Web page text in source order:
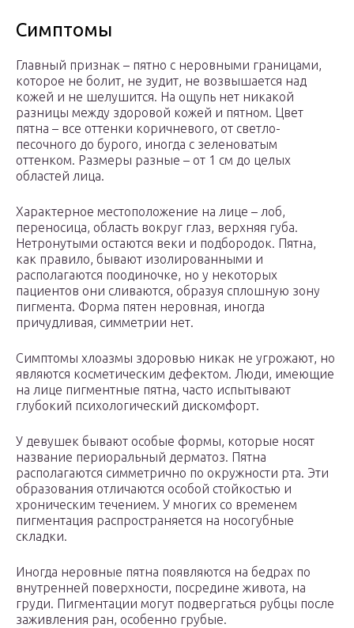
Симптомы
Главный признак – пятно с неровными границами,
которое не болит, не зудит, не возвышается над
кожей и не шелушится. На ощупь нет никакой
разницы между здоровой кожей и пятном. Цвет
пятна – все оттенки коричневого, от светло-
песочного до бурого, иногда с зеленоватым
оттенком. Размеры разные – от 1 см до целых
областей лица.
Характерное местоположение на лице – лоб,
переносица, область вокруг глаз, верхняя губа.
Нетронутыми остаются веки и подбородок. Пятна,
как правило, бывают изолированными и
располагаются поодиночке, но у некоторых
пациентов они сливаются, образуя сплошную зону
пигмента. Форма пятен неровная, иногда
причудливая, симметрии нет.
Симптомы хлоазмы здоровью никак не угрожают, но
являются косметическим дефектом. Люди, имеющие
на лице пигментные пятна, часто испытывают
глубокий психологический дискомфорт.
У девушек бывают особые формы, которые носят
название периоральный дерматоз. Пятна
располагаются симметрично по окружности рта. Эти
образования отличаются особой стойкостью и
хроническим течением. У многих со временем
пигментация распространяется на носогубные
складки.
Иногда неровные пятна появляются на бедрах по
внутренней поверхности, посредине живота, на
груди. Пигментации могут подвергаться рубцы после
заживления ран, особенно грубые.